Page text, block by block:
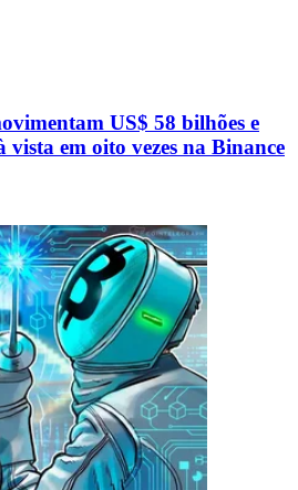
US$ 58 bilhões e
vista em oito vezes na Binance